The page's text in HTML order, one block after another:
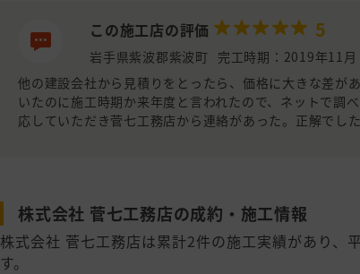
この施工店の評価 5
岩手県紫波郡紫波町 完工時期：2019年11月
他の建設会社から見積りをとったら、価格に大きな差が
いたのに施工時期か来年度と言われたので、ネットで調
応していただき菅七工務店から連絡があった。正解でした
株式会社 菅七工務店の成約・施工情報
株式会社 菅七工務店は累計2件の施工実績があり、
す。